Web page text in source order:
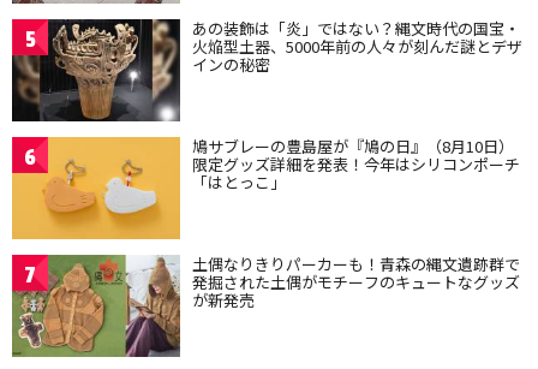
5 あの装飾は「炎」ではない？縄文時代の国宝・
火焔型土器、5000年前の人々が刻んだ謎とデザ
インの秘密
6 鳩サブレーの豊島屋が『鳩の日』（8月10日）
限定グッズ詳細を発表！今年はシリコンポーチ
「はとっこ」
7 土偶なりきりパーカーも！青森の縄文遺跡群で
発掘された土偶がモチーフのキュートなグッズ
が新発売